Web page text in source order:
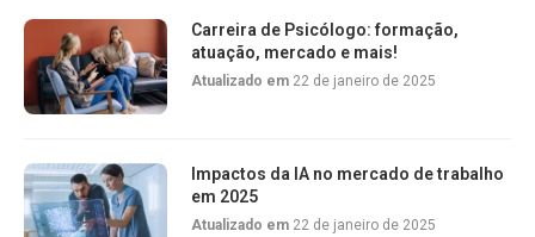
Carreira de Psicólogo: formação,
atuação, mercado e mais!
Atualizado em 22 de janeiro de 2025
Impactos da IA no mercado de trabalho
em 2025
Atualizado em 22 de janeiro de 2025